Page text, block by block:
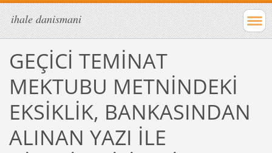
ihale danismani
GEÇİCİ TEMİNAT
MEKTUBU METNİNDEKİ
EKSİKLİK, BANKASINDAN
ALINAN YAZI İLE